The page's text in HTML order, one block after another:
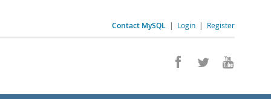
Contact MySQL | Login | Register